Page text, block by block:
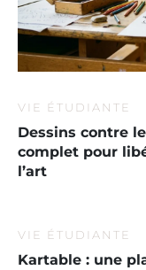
VIE ÉTUDIANTE
Dessins contre
complet pour
l’art
VIE ÉTUDIANTE
Kartable : une